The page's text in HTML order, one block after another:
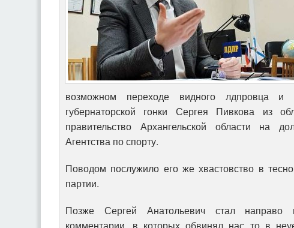
возможном переходе видного лдпровца и
губернаторской гонки Сергея Пивкова из
правительство Архангельской области на
Агентства по спорту.
Поводом послужило его же хвастовство в
партии.
Позже Сергей Анатольевич стал направо